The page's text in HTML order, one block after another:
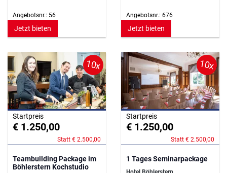
Angebotsnr.: 56
Jetzt bieten
Angebotsnr.: 676
Jetzt bieten
10x
Startpreis
€ 1.250,00
Statt € 2.500,00
Teambuilding Package im
Böhlerstern Kochstudio
10x
Startpreis
€ 1.250,00
Statt € 2.500,00
1 Tages Seminarpackage